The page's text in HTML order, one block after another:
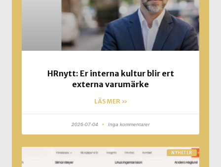
HRnytt: Er interna kultur blir ert
externa varumärke
LÄS MER »
2026-07-04 Inga kommentarer
NYHETER